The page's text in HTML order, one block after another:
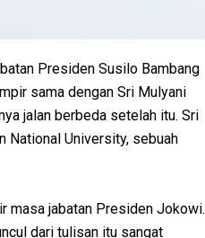
Presiden Susilo Bambang
sama dengan Sri Mulyani
jalan berbeda setelah itu. Sri
National University, sebuah
masa jabatan Presiden Jokowi.
dari tulisan itu sangat